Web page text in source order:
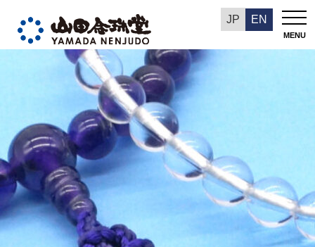
JP EN
MENU
今週の推奨品